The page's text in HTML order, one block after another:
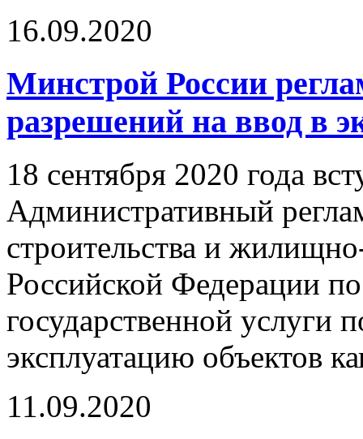
16.09.2020
Минстрой России
разрешений на ввод в
18 сентября 2020 года
Административный
строительства и
Российской Федерации
государственной услуги
эксплуатацию объектов
11.09.2020